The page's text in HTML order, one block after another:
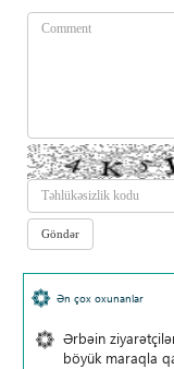
Ən çox oxunanlar
Ərbəin
böyük maraqla